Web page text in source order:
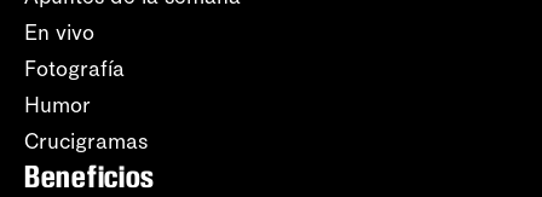
En vivo
Fotografía
Humor
Crucigramas
Beneficios